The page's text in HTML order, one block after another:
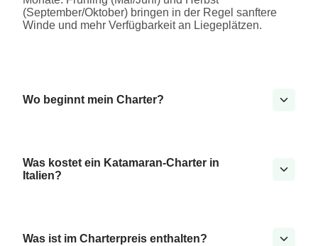
(September/Oktober) bringen in der Regel sanftere
Winde und mehr Verfügbarkeit an Liegeplätzen.
Wo beginnt mein Charter?
Was kostet ein Katamaran-Charter in
Italien?
Was ist im Charterpreis enthalten?